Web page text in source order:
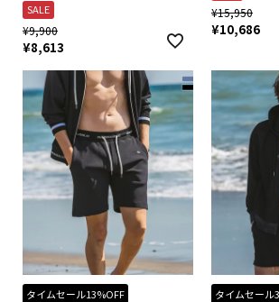
SALE
¥9,900
¥8,613
¥15,950
¥10,686
タイムセール13%OFF タイムセール